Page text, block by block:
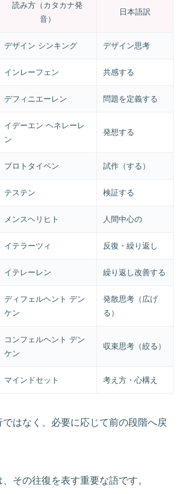
読み方（カタカナ発
音）
日本語訳
デザイン シンキング デザイン思考
インレーフェン 共感する
デフィニエーレン 問題を定義する
イデーエン ヘネレーレ
ン
発想する
プロトタイペン 試作（する）
テステン 検証する
メンスヘリヒト 人間中心の
イテラーツィ 反復・繰り返し
イテレーレン 繰り返し改善する
ディフェルヘント デン
ケン
発散思考（広げ
る）
コンフェルヘント デン
ケン
収束思考（絞る）
マインドセット 考え方・心構え
はなく、必要に応じて前の段階へ戻
その往復を表す重要な語です。